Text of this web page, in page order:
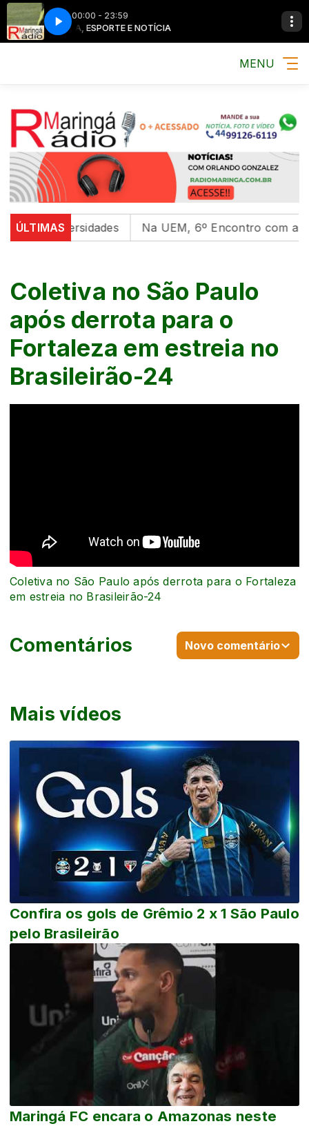
00:00 - 23:59
MÚSICA, ESPORTE E NOTÍCIA
MENU
ÚLTIMAS
universidades Na UEM, 6º Encontro com as
Coletiva no São Paulo
após derrota para o
Fortaleza em estreia no
Brasileirão-24
Mais vídeos
Confira os gols de Grêmio 2 x 1 São Paulo
pelo Brasileirão
Maringá FC encara o Amazonas neste
Coletiva no São Paulo após derrota para o Fortaleza
em estreia no Brasileirão-24
Comentários Novo comentário